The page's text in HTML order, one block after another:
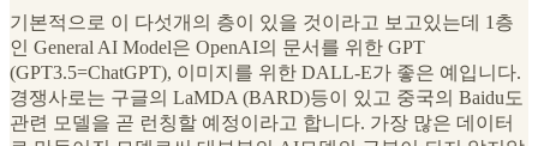
기본적으로 이 다섯개의 층이 있을 것이라고 보고있는데 1층
인 General AI Model은 OpenAI의 문서를 위한 GPT
(GPT3.5=ChatGPT), 이미지를 위한 DALL-E가 좋은 예입니다.
경쟁사로는 구글의 LaMDA (BARD)등이 있고 중국의 Baidu도
관련 모델을 곧 런칭할 예정이라고 합니다. 가장 많은 데이터